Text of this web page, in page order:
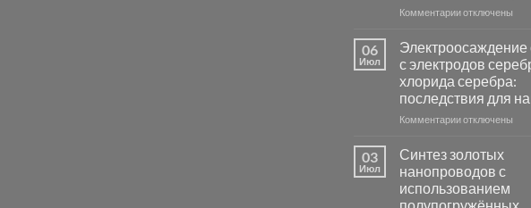
Комментариик
активности
Хлорида
Серебра-
AgCl
свете
с
помощью
отключены
06
Июл
Электроосаждение
с электродов
хлорида серебра:
последствия для
Комментариик
серебра
с
электродов
отключены
03
Июл
Синтез золотых
нанопроводов с
использованием